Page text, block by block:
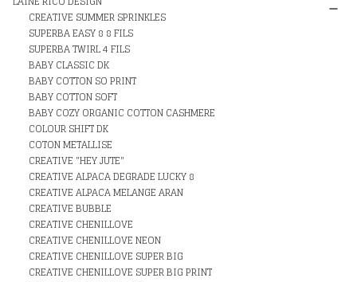
CREATIVE SUMMER SPRINKLES
SUPERBA EASY 8 8 FILS
SUPERBA TWIRL 4 FILS
BABY CLASSIC DK
BABY COTTON SO PRINT
BABY COTTON SOFT
BABY COZY ORGANIC COTTON CASHMERE
COLOUR SHIFT DK
COTON METALLISE
CREATIVE "HEY JUTE"
CREATIVE ALPACA DEGRADE LUCKY 8
CREATIVE ALPACA MELANGE ARAN
CREATIVE BUBBLE
CREATIVE CHENILLOVE
CREATIVE CHENILLOVE NEON
CREATIVE CHENILLOVE SUPER BIG
CREATIVE CHENILLOVE SUPER BIG PRINT